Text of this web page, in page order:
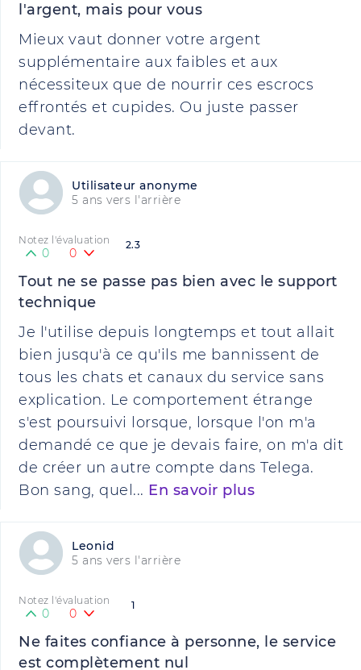
l'argent, mais pour vous
Mieux vaut donner votre argent
supplémentaire aux faibles et aux
nécessiteux que de nourrir ces escrocs
effrontés et cupides. Ou juste passer
devant.
Utilisateur anonyme
5 ans vers l'arrière
2.3
Notez l'évaluation
0 0
Tout ne se passe pas bien avec le support
technique
Je l'utilise depuis longtemps et tout allait
bien jusqu'à ce qu'ils me bannissent de
tous les chats et canaux du service sans
explication. Le comportement étrange
s'est poursuivi lorsque, lorsque l'on m'a
demandé ce que je devais faire, on m'a dit
de créer un autre compte dans Telega.
Bon sang, quel... En savoir plus
Leonid
5 ans vers l'arrière
1
Notez l'évaluation
0 0
Ne faites confiance à personne, le service
est complètement nul